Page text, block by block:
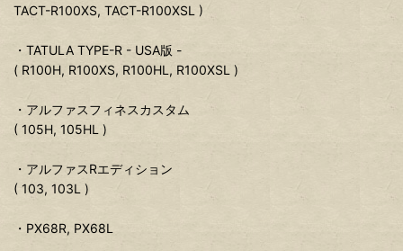
TACT-R100XS, TACT-R100XSL )
・TATULA TYPE-R - USA版 -
( R100H, R100XS, R100HL, R100XSL )
・アルファスフィネスカスタム
( 105H, 105HL )
・アルファスRエディション
( 103, 103L )
・PX68R, PX68L